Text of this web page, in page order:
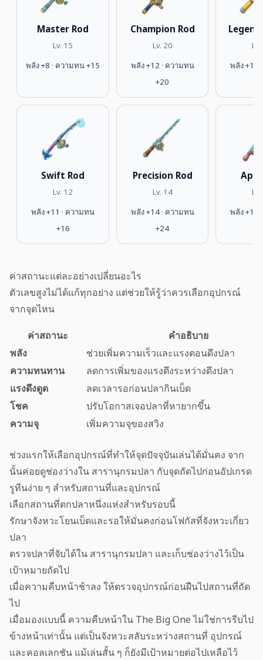
Master Rod
Lv. 15
พลัง +8 · ความทน +15
Champion Rod
Lv. 20
พลัง +12 · ความทน
+20
พลัง +15
Swift Rod
Lv. 12
พลัง +11 · ความทน
+16
Precision Rod
Lv. 14
พลัง +14 · ความทน
+24
พลัง +19
ค่าสถานะแต่ละอย่างเปลี่ยนอะไร
ตัวเลขสูงไม่ได้แก้ทุกอย่าง แต่ช่วยให้รู้ว่าควรเลือกอุปกรณ์
จากจุดไหน
ค่าสถานะ
คำอธิบาย
พลัง
ช่วยเพิ่มความเร็วและแรงตอนดึงปลา
ความทนทาน
ลดการเพิ่มของแรงตึงระหว่างดึงปลา
แรงดึงดูด
ลดเวลารอก่อนปลากินเบ็ด
โชค
ปรับโอกาสเจอปลาที่หายากขึ้น
ความจุ
เพิ่มความจุของสวิง
ช่วงแรกให้เลือกอุปกรณ์ที่ทำให้จุดปัจจุบันเล่นได้มั่นคง จาก
นั้นค่อยดูช่องว่างใน สารานุกรมปลา กับจุดถัดไปก่อนอัปเกรด
รูทีนง่าย ๆ สำหรับสถานที่และอุปกรณ์
เลือกสถานที่ตกปลาหนึ่งแห่งสำหรับรอบนี้
รักษาจังหวะโยนเบ็ดและรอให้มั่นคงก่อนโฟกัสที่จังหวะเกี่ยว
ปลา
ตรวจปลาที่จับได้ใน สารานุกรมปลา และเก็บช่องว่างไว้เป็น
เป้าหมายถัดไป
เมื่อความคืบหน้าช้าลง ให้ตรวจอุปกรณ์ก่อนฝืนไปสถานที่ถัด
ไป
เมื่อมองแบบนี้ ความคืบหน้าใน The Big One ไม่ใช่การรีบไป
ข้างหน้าเท่านั้น แต่เป็นจังหวะสลับระหว่างสถานที่ อุปกรณ์
และคอลเลกชัน แม้เล่นสั้น ๆ ก็ยังมีเป้าหมายต่อไปเหลือไว้